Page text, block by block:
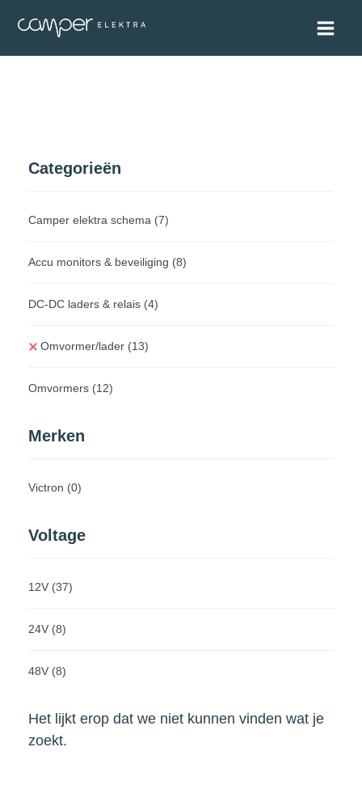
Categorieën
Camper elektra schema (7)
Accu monitors & beveiliging (8)
DC-DC laders & relais (4)
Omvormer/lader (13)
Omvormers (12)
Merken
Victron (0)
Voltage
12V (37)
24V (8)
48V (8)
Het lijkt erop dat we niet kunnen vinden wat je
zoekt.